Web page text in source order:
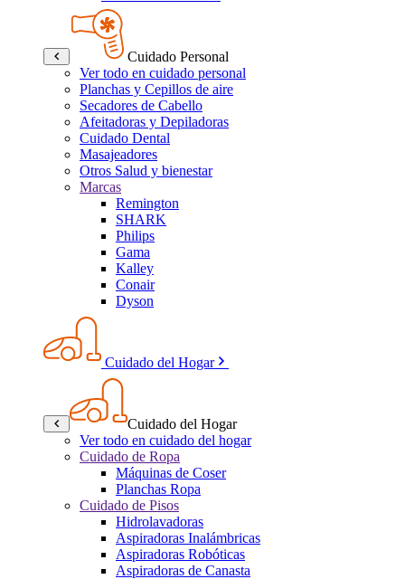
Cuidado Personal
Ver todo en cuidado personal
Planchas y Cepillos de aire
Secadores de Cabello
Afeitadoras y Depiladoras
Cuidado Dental
Masajeadores
Otros Salud y bienestar
Marcas
Remington
SHARK
Philips
Gama
Kalley
Conair
Dyson
Cuidado del Hogar
Cuidado del Hogar
Ver todo en cuidado del hogar
Cuidado de Ropa
Máquinas de Coser
Planchas Ropa
Cuidado de Pisos
Hidrolavadoras
Aspiradoras Inalámbricas
Aspiradoras Robóticas
Aspiradoras de Canasta